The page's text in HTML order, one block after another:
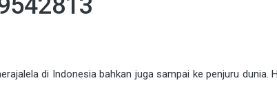
di Indonesia bahkan juga sampai ke penjuru dunia.